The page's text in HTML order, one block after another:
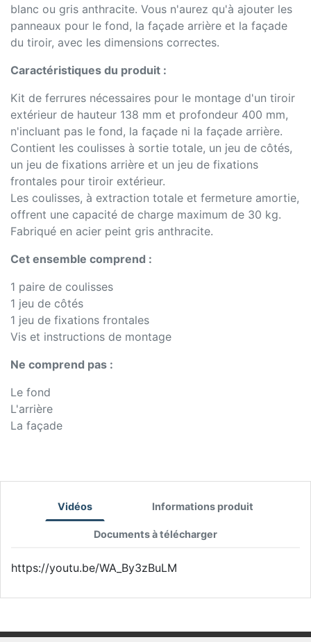
blanc ou gris anthracite. Vous n'aurez qu'à ajouter les
panneaux pour le fond, la façade arrière et la façade
du tiroir, avec les dimensions correctes.
Caractéristiques du produit :
Kit de ferrures nécessaires pour le montage d'un tiroir
extérieur de hauteur 138 mm et profondeur 400 mm,
n'incluant pas le fond, la façade ni la façade arrière.
Contient les coulisses à sortie totale, un jeu de côtés,
un jeu de fixations arrière et un jeu de fixations
frontales pour tiroir extérieur.
Les coulisses, à extraction totale et fermeture amortie,
offrent une capacité de charge maximum de 30 kg.
Fabriqué en acier peint gris anthracite.
Cet ensemble comprend :
1 paire de coulisses
1 jeu de côtés
1 jeu de fixations frontales
Vis et instructions de montage
Ne comprend pas :
Le fond
L'arrière
La façade
Vidéos Informations produit
Documents à télécharger
https://youtu.be/WA_By3zBuLM